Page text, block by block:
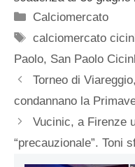
Categorie
Calciomercato
Tag
calciomercato
Paolo, San Paolo
Torneo di
condannano la
Vucinic, a Firenze
“precauzionale”. Toni